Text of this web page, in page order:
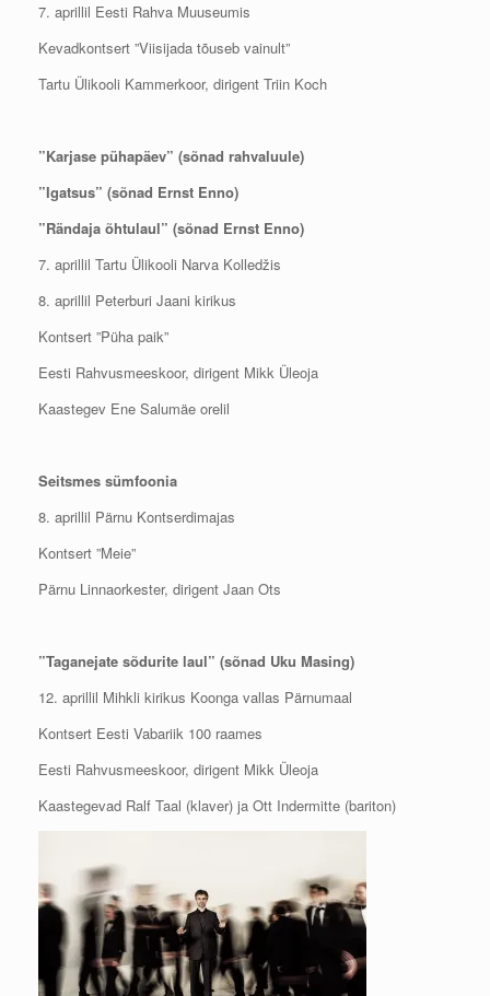
7. aprillil Eesti Rahva Muuseumis
Kevadkontsert ”Viisijada tõuseb vainult”
Tartu Ülikooli Kammerkoor, dirigent Triin Koch
”Karjase pühapäev” (sõnad rahvaluule)
”Igatsus” (sõnad Ernst Enno)
”Rändaja õhtulaul” (sõnad Ernst Enno)
7. aprillil Tartu Ülikooli Narva Kolledžis
8. aprillil Peterburi Jaani kirikus
Kontsert ”Püha paik”
Eesti Rahvusmeeskoor, dirigent Mikk Üleoja
Kaastegev Ene Salumäe orelil
Seitsmes sümfoonia
8. aprillil Pärnu Kontserdimajas
Kontsert ”Meie”
Pärnu Linnaorkester, dirigent Jaan Ots
”Taganejate sõdurite laul” (sõnad Uku Masing)
12. aprillil Mihkli kirikus Koonga vallas Pärnumaal
Kontsert Eesti Vabariik 100 raames
Eesti Rahvusmeeskoor, dirigent Mikk Üleoja
Kaastegevad Ralf Taal (klaver) ja Ott Indermitte (bariton)